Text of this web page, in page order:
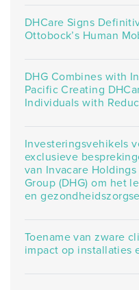
DHCare Signs
Ottobock’s Human
DHG Combines with
Pacific Creating
Individuals with
Investeringsvehikels
exclusieve
van Invacare
Group (DHG) om het
en
Toename van zware
impact op installaties